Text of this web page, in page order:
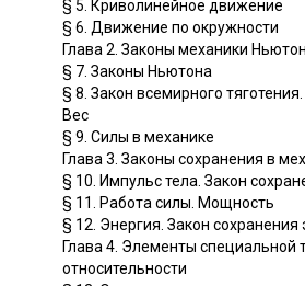
§ 5. Криволинейное движение
§ 6. Движение по окружности
Глава 2. Законы механики
§ 7. Законы Ньютона
§ 8. Закон всемирного
Вес
§ 9. Силы в механике
Глава 3. Законы сохранения в
§ 10. Импульс тела. Закон
§ 11. Работа силы. Мощность
§ 12. Энергия. Закон сохранения
Глава 4. Элементы специальной
относительности